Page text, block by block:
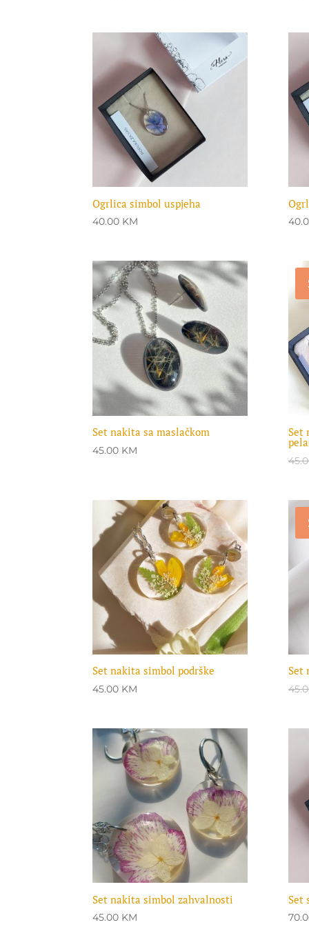
25.00 KM.
19.00 KM.
Ogrlica simbol uspjeha
40.00 KM
Set nakita sa maslačkom
45.00 KM
Set
Set nakita simbol podrške
45.00 KM
Set
Set nakita simbol zahvalnosti
45.00 KM
Set